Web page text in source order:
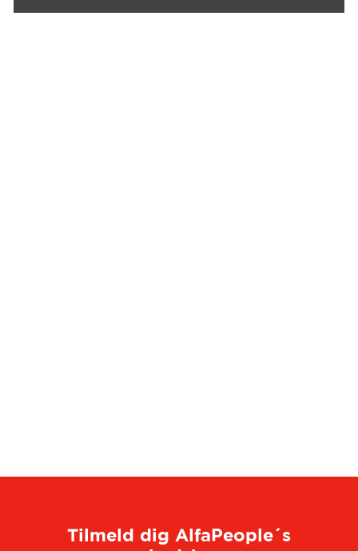
Tilmeld dig AlfaPeople´s